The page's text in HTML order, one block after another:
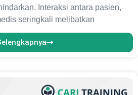
Interaksi antara pasien,
seringkali melibatkan